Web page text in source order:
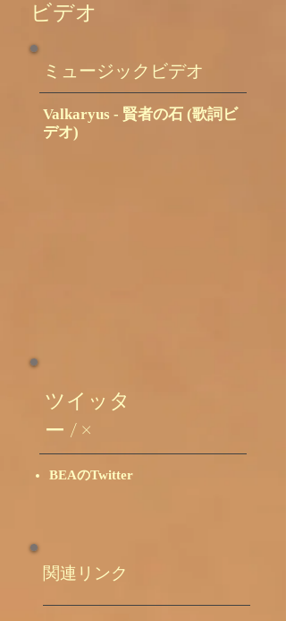
ビデオ
ミュージックビデオ
Valkaryus - 賢者の石 (歌詞ビ
デオ)
ツイッタ
ー / ×
BEAのTwitter
関連リンク